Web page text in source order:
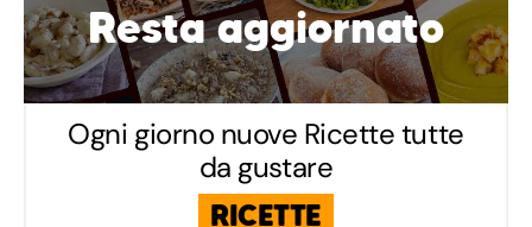
Resta aggiornato
Ogni giorno nuove Ricette tutte
da gustare
RICETTE